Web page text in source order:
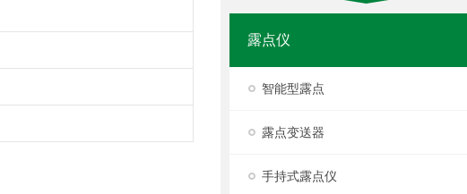
露点仪
智能型露点
露点变送器
手持式露点仪